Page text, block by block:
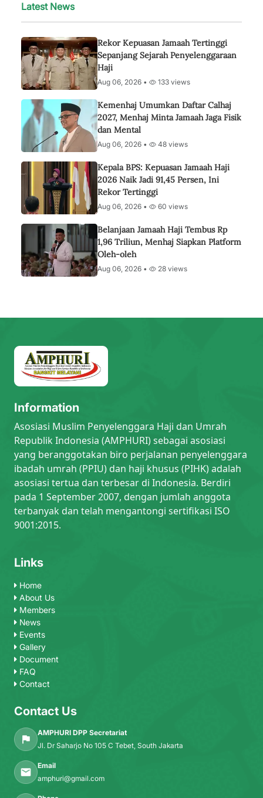
Latest News
Rekor Kepuasan Jamaah Tertinggi
Sepanjang Sejarah Penyelenggaraan
Haji
Aug 06, 2026 • 133 views
Kemenhaj Umumkan Daftar Calhaj
2027, Menhaj Minta Jamaah Jaga Fisik
dan Mental
Aug 06, 2026 • 48 views
Kepala BPS: Kepuasan Jamaah Haji
2026 Naik Jadi 91,45 Persen, Ini
Rekor Tertinggi
Aug 06, 2026 • 60 views
Belanjaan Jamaah Haji Tembus Rp
1,96 Triliun, Menhaj Siapkan Platform
Oleh-oleh
Aug 06, 2026 • 28 views
Information
Asosiasi Muslim Penyelenggara Haji dan Umrah
Republik Indonesia (AMPHURI) sebagai asosiasi
yang beranggotakan biro perjalanan penyelenggara
ibadah umrah (PPIU) dan haji khusus (PIHK) adalah
asosiasi tertua dan terbesar di Indonesia. Berdiri
pada 1 September 2007, dengan jumlah anggota
terbanyak dan telah mengantongi sertifikasi ISO
9001:2015.
Links
Home
About Us
Members
News
Events
Gallery
Document
FAQ
Contact
Contact Us
AMPHURI DPP Secretariat
Jl. Dr Saharjo No 105 C Tebet, South Jakarta
Email
amphuri@gmail.com